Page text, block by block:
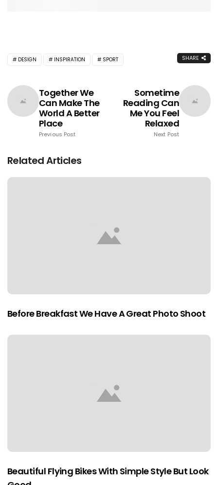
DESIGN INSPIRATION SPORT SHARE
Together We
Can Make The
World A Better
Place
Previous Post
Sometime
Reading Can
Me You Feel
Relaxed
Next Post
Related Articles
Before Breakfast We Have A Great Photo Shoot
Beautiful Flying Bikes With Simple Style But Look